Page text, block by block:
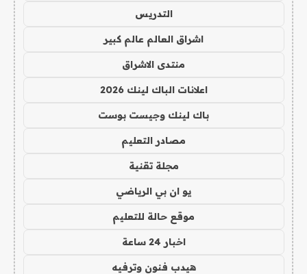
التدريس
اشراق العالم عالم كبير
منتدى الاشراق
اعلانات الباك لينك 2026
باك لينك وجيست بوست
مصادر التعليم
مجلة تقنية
يو ان بي الرياضي
موقع حالة للتعليم
اخبار 24 ساعة
هيدب فنون وترفيه